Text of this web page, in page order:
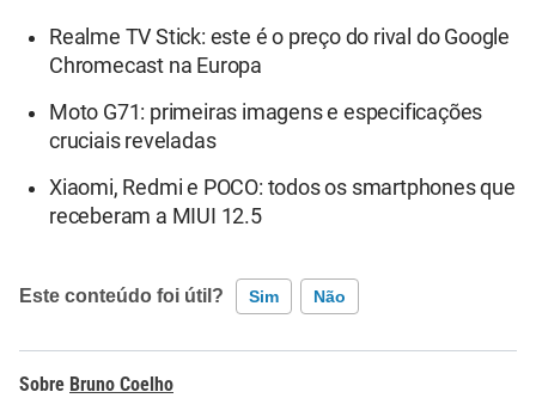
Realme TV Stick: este é o preço do rival do Google
Chromecast na Europa
Moto G71: primeiras imagens e especificações
cruciais reveladas
Xiaomi, Redmi e POCO: todos os smartphones que
receberam a MIUI 12.5
Este conteúdo foi útil? Sim Não
Este conteúdo contém informação incorreta
Bruno Coelho